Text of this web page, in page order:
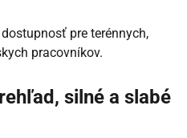
dostupnosť pre terénnych,
pracovníkov.
silné a slabé